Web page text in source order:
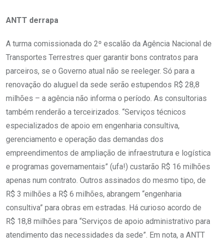
ANTT derrapa
A turma comissionada do 2º escalão da Agência Nacional de
Transportes Terrestres quer garantir bons contratos para
parceiros, se o Governo atual não se reeleger. Só para a
renovação do aluguel da sede serão estupendos R$ 28,8
milhões – a agência não informa o período. As consultorias
também renderão a terceirizados. “Serviços técnicos
especializados de apoio em engenharia consultiva,
gerenciamento e operação das demandas dos
empreendimentos de ampliação de infraestrutura e logística
e programas governamentais” (ufa!) custarão R$ 16 milhões
apenas num contrato. Outros assinados do mesmo tipo, de
R$ 3 milhões a R$ 6 milhões, abrangem “engenharia
consultiva” para obras em estradas. Há curioso acordo de
R$ 18,8 milhões para “Serviços de apoio administrativo para
atendimento das necessidades da sede”. Em nota, a ANTT